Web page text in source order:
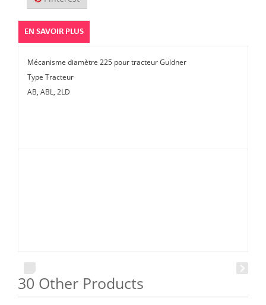
EN SAVOIR PLUS
Mécanisme diamètre 225 pour tracteur Guldner
Type Tracteur
AB, ABL, 2LD
30 Other Products